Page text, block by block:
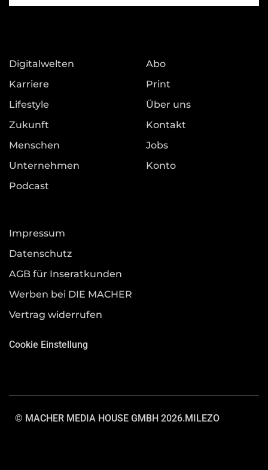
Digitalwelten
Karriere
Lifestyle
Zukunft
Menschen
Unternehmen
Podcast
Abo
Print
Über uns
Kontakt
Jobs
Konto
Impressum
Datenschutz
AGB für Inseratkunden
Werben bei DIE MACHER
Vertrag widerrufen
Cookie Einstellung
© MACHER MEDIA HOUSE GMBH 2026.MILEZO